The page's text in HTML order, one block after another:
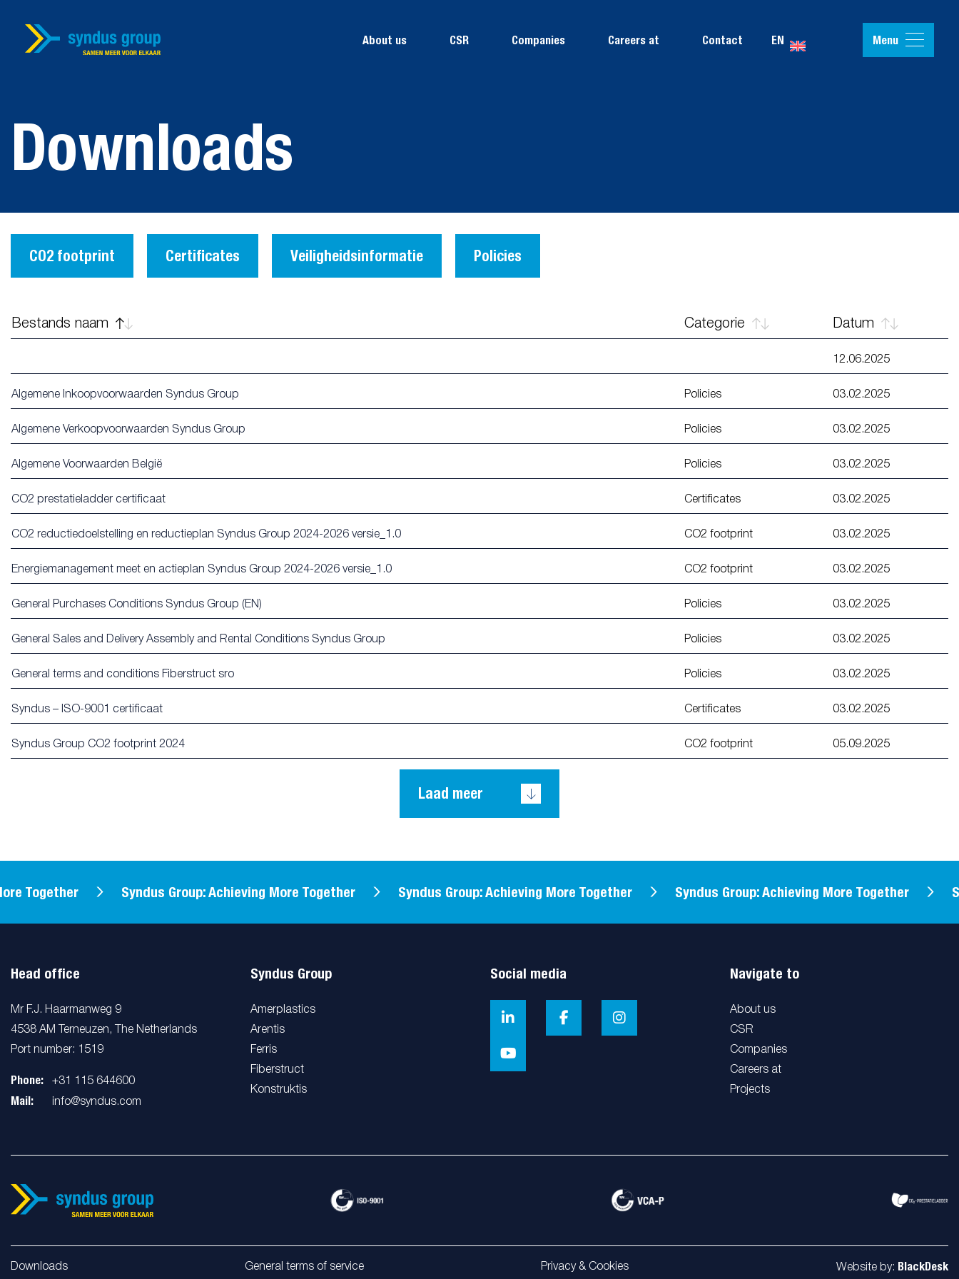
About us CSR Companies Careers at Contact EN Menu
Downloads
CO2 footprint Certificates Veiligheidsinformatie Policies
Bestands naam Categorie Datum
12.06.2025
Algemene Inkoopvoorwaarden Syndus Group Policies 03.02.2025
Algemene Verkoopvoorwaarden Syndus Group Policies 03.02.2025
Algemene Voorwaarden België Policies 03.02.2025
CO2 prestatieladder certificaat Certificates 03.02.2025
CO2 reductiedoelstelling en reductieplan Syndus Group 2024-2026 versie_1.0 CO2 footprint 03.02.2025
Energiemanagement meet en actieplan Syndus Group 2024-2026 versie_1.0 CO2 footprint 03.02.2025
General Purchases Conditions Syndus Group (EN) Policies 03.02.2025
General Sales and Delivery Assembly and Rental Conditions Syndus Group Policies 03.02.2025
General terms and conditions Fiberstruct sro Policies 03.02.2025
Syndus – ISO-9001 certificaat Certificates 03.02.2025
Syndus Group CO2 footprint 2024 CO2 footprint 05.09.2025
Laad meer
Together Syndus Group: Achieving More Together Syndus Group: Achieving More Together Syndus Group: Achieving More Together
Head office
Mr F.J. Haarmanweg 9
4538 AM Terneuzen, The Netherlands
Port number: 1519
Phone: +31 115 644600
Mail: info@syndus.com
Syndus Group
Amerplastics
Arentis
Ferris
Fiberstruct
Konstruktis
Social media Navigate to
About us
CSR
Companies
Careers at
Projects
Website by: BlackDesk
Downloads General terms of service Privacy & Cookies